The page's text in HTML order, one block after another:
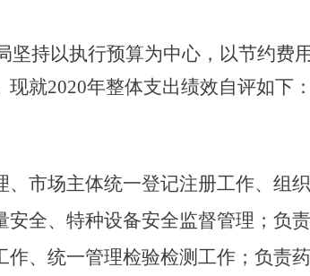
坚持以执行预算为中心，以节约费
现就2020年整体支出绩效自评如下：
、市场主体统一登记注册工作、组
全、特种设备安全监督管理；负
作、统一管理检验检测工作；负责